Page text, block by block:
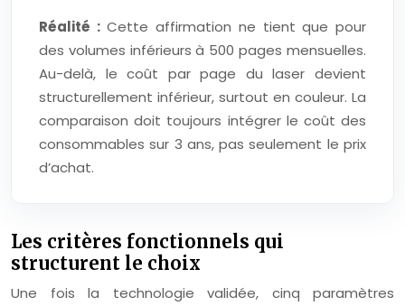
Réalité :Cette affirmation ne tient que pour
des volumes inférieurs à 500 pages mensuelles.
Au-delà, le coût par page du laser devient
structurellement inférieur, surtout en couleur. La
comparaison doit toujours intégrer le coût des
consommables sur 3 ans, pas seulement le prix
d’achat.
Les critères fonctionnels qui
structurent le choix
Une fois la technologie validée, cinq paramètres